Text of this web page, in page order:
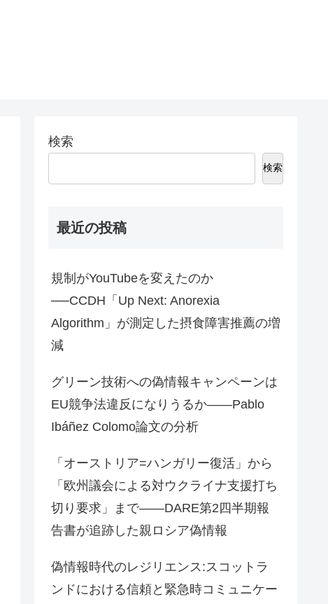
検索
検索
最近の投稿
規制がYouTubeを変えたのか
──CCDH「Up Next: Anorexia
Algorithm」が測定した摂食障害推薦の増
減
グリーン技術への偽情報キャンペーンは
EU競争法違反になりうるか——Pablo
Ibáñez Colomo論文の分析
「オーストリア=ハンガリー復活」から
「欧州議会による対ウクライナ支援打ち
切り要求」まで——DARE第2四半期報
告書が追跡した親ロシア偽情報
偽情報時代のレジリエンス:スコットラ
ンドにおける信頼と緊急時コミュニケー